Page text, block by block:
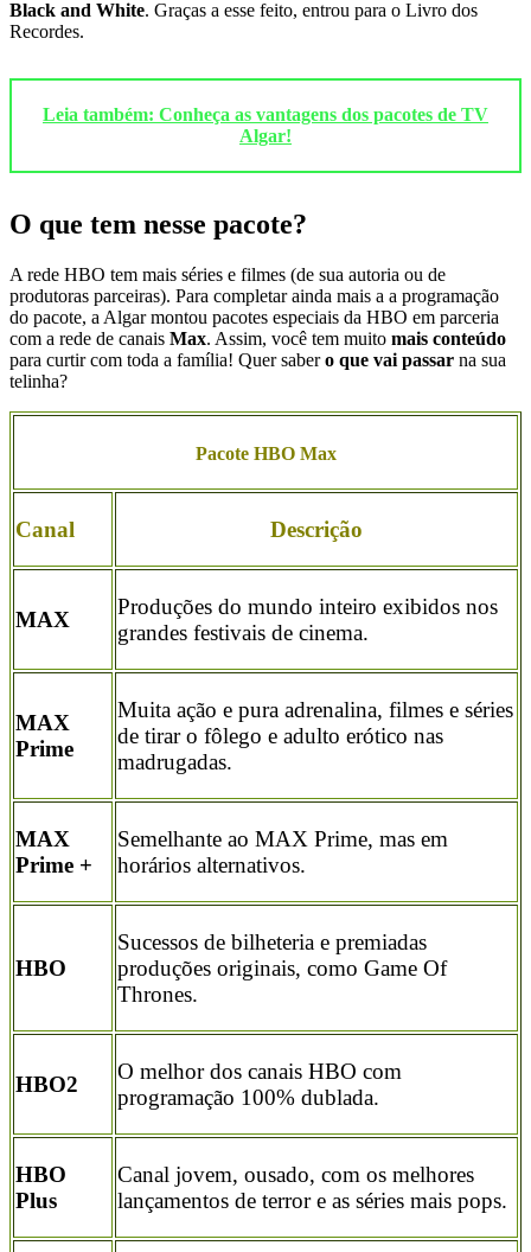
Black and White. Graças a esse feito, entrou para o Livro dos
Recordes.
Leia também: Conheça as vantagens dos pacotes de TV
Algar!
O que tem nesse pacote?
A rede HBO tem mais séries e filmes (de sua autoria ou de
produtoras parceiras). Para completar ainda mais a a programação
do pacote, a Algar montou pacotes especiais da HBO em parceria
com a rede de canais Max. Assim, você tem muito mais conteúdo
para curtir com toda a família! Quer sabero que vai passar na sua
telinha?
Pacote HBO Max
Canal Descrição
MAX
Produções do mundo inteiro exibidos nos
grandes festivais de cinema.
MAX
Prime
Muita ação e pura adrenalina, filmes e séries
de tirar o fôlego e adulto erótico nas
madrugadas.
MAX
Prime +
Semelhante ao MAX Prime, mas em
horários alternativos.
HBO
Sucessos de bilheteria e premiadas
produções originais, como Game Of
Thrones.
HBO2
O melhor dos canais HBO com
programação 100% dublada.
HBO
Plus
Canal jovem, ousado, com os melhores
lançamentos de terror e as séries mais pops.